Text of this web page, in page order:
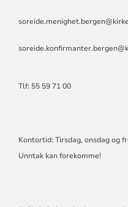
Tlf: 55 59 71 00
Kontortid: Tirsdag, onsdag og
Unntak kan forekomme!